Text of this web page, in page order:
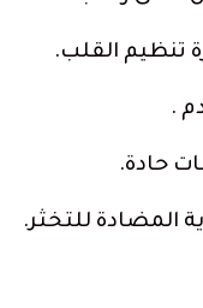
تنظيم القلب.
.
حادة.
المضادة للتخثر.